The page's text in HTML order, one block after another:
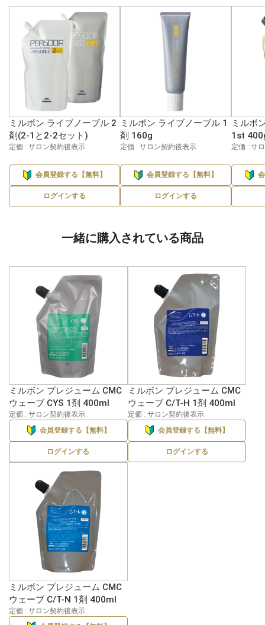
ミルボン ライブノーブル 2
剤(2-1と2-2セット)
定価 : サロン契約後表示
会員登録する【無料】
ログインする
ミルボン ライブノーブル 1
剤 160g
定価 : サロン契約後表示
会員登録する【無料】
ログインする
ミルボ
1st
定価 : サ
一緒に購入されている商品
ミルボン プレジューム CMC
ウェーブ CYS 1剤 400ml
定価 : サロン契約後表示
会員登録する【無料】
ログインする
ミルボン プレジューム CMC
ウェーブ C/T-H 1剤 400ml
定価 : サロン契約後表示
会員登録する【無料】
ログインする
ミルボン プレジューム CMC
ウェーブ C/T-N 1剤 400ml
定価 : サロン契約後表示